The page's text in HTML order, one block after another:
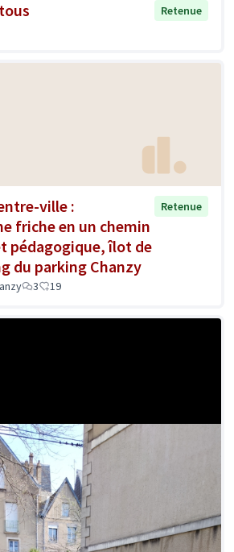
Retenue
ville :
friche en un chemin
pédagogique, îlot de
du parking Chanzy
Retenue
3 19